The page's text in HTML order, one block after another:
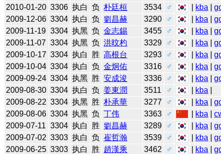
2010-01-20 3306 执白 负 朴廷桓 3534 ♂ kba |
2009-12-06 3304 执白 负 劉昌赫 3290 ♂ kba |
2009-11-19 3304 执黑 负 金志錫 3455 ♂ kba |
2009-11-07 3304 执黑 负 洪旼杓 3329 ♂ kba |
2009-10-17 3304 执白 胜 高根台 3293 ♂ kba |
2009-10-04 3304 执白 负 金炯佑 3316 ♂ kba |
2009-09-24 3304 执黑 胜 安成浚 3336 ♂ kba |
2009-08-30 3304 执白 负 姜東潤 3511 ♂ kba
2009-08-22 3304 执黑 胜 朴承華 3277 ♂ kba |
2009-08-06 3304 执黑 负 丁伟 3363 ♂ kba |
2009-07-11 3304 执白 胜 劉昌赫 3289 ♂ kba |
2009-07-02 3303 执白 负 崔哲瀚 3539 ♂ kba |
2009-06-25 3303 执白 胜 趙漢乘 3462 ♂ kba |